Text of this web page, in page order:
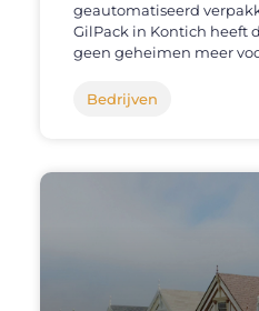
geautomatiseerd
GilPack in Kontich heeft
geen geheimen meer
Bedrijven